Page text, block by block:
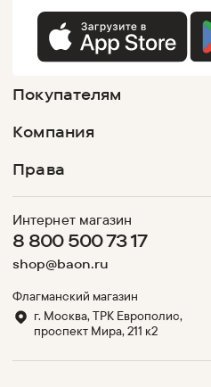
Покупателям
Компания
Права
Интернет магазин
8 800 500 73 17
shop@baon.ru
Флагманский магазин
г. Москва, ТРК Европолис,
проспект Мира, 211 к2